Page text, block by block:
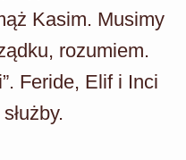
Kasim. Musimy
rozumiem.
Feride, Elif i Inci